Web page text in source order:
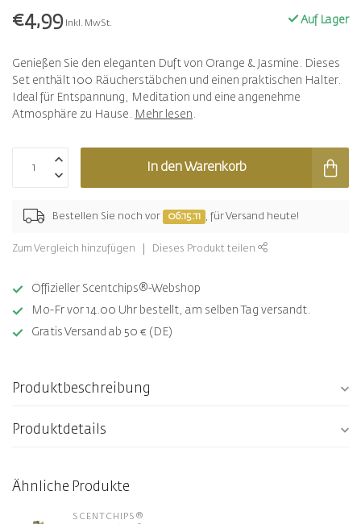
€4,99 Inkl. MwSt. Auf Lager
Genießen Sie den eleganten Duft von Orange & Jasmine. Dieses
Set enthält 100 Räucherstäbchen und einen praktischen Halter.
Ideal für Entspannung, Meditation und eine angenehme
Atmosphäre zu Hause. Mehr lesen .
In den Warenkorb
Bestellen Sie noch vor 06:15:11 , für Versand heute!
Zum Vergleich hinzufügen Dieses Produkt teilen
Offizieller Scentchips®-Webshop
Mo-Fr vor 14.00 Uhr bestellt, am selben Tag versandt.
Gratis Versand ab 50 € (DE)
Produktbeschreibung
Produktdetails
Ähnliche Produkte
SCENTCHIPS®